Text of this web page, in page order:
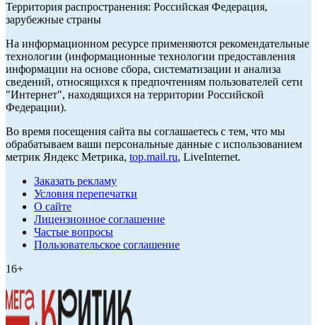
Территория распространения: Российская Федерация,
зарубежные страны
На информационном ресурсе применяются рекомендательные
технологии (информационные технологии предоставления
информации на основе сбора, систематизации и анализа
сведений, относящихся к предпочтениям пользователей сети
"Интернет", находящихся на территории Российской
Федерации).
Во время посещения сайта вы соглашаетесь с тем, что мы
обрабатываем ваши персональные данные с использованием
метрик Яндекс Метрика, top.mail.ru, LiveInternet.
Заказать рекламу
Условия перепечатки
О сайте
Лицензионное соглашение
Частые вопросы
Пользовательское соглашение
16+